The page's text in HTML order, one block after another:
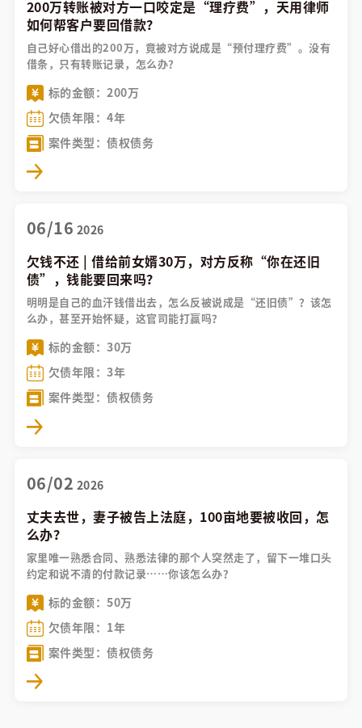
200万转账被对方一口咬定是“理疗费”，天用律师
如何帮客户要回借款？
自己好心借出的200万，竟被对方说成是“预付理疗费”。没有
借条，只有转账记录，怎么办？
标的金额：200万
欠债年限：4年
案件类型：债权债务
06/16 2026
欠钱不还 | 借给前女婿30万，对方反称“你在还旧
债”，钱能要回来吗？
明明是自己的血汗钱借出去，怎么反被说成是“还旧债”？该怎
么办，甚至开始怀疑，这官司能打赢吗？
标的金额：30万
欠债年限：3年
案件类型：债权债务
06/02 2026
丈夫去世，妻子被告上法庭，100亩地要被收回，怎
么办？
家里唯一熟悉合同、熟悉法律的那个人突然走了，留下一堆口头
约定和说不清的付款记录……你该怎么办？
标的金额：50万
欠债年限：1年
案件类型：债权债务